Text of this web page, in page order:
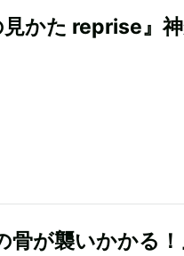
かた reprise』
骨が襲いかかる